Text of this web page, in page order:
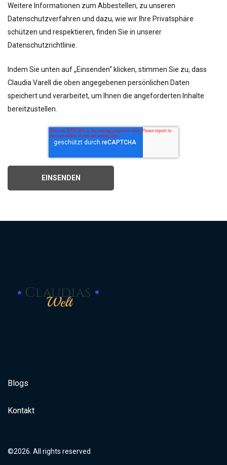
Weitere Informationen zum Abbestellen, zu unseren
Datenschutzverfahren und dazu, wie wir Ihre Privatsphäre
schützen und respektieren, finden Sie in unserer
Datenschutzrichtlinie.
Indem Sie unten auf „Einsenden“ klicken, stimmen Sie zu, dass
Claudia Varell die oben angegebenen persönlichen Daten
speichert und verarbeitet, um Ihnen die angeforderten Inhalte
bereitzustellen.
Blogs
Kontakt
©2026. All rights reserved